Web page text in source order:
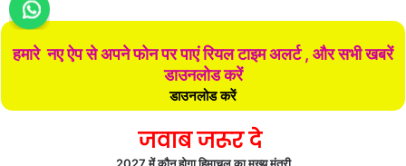
हमारे नए ऐप से अपने फोन पर पाएं रियल टाइम अलर्ट , और सभी खबरें
डाउनलोड करें
डाउनलोड करें
जवाब जरूर दे